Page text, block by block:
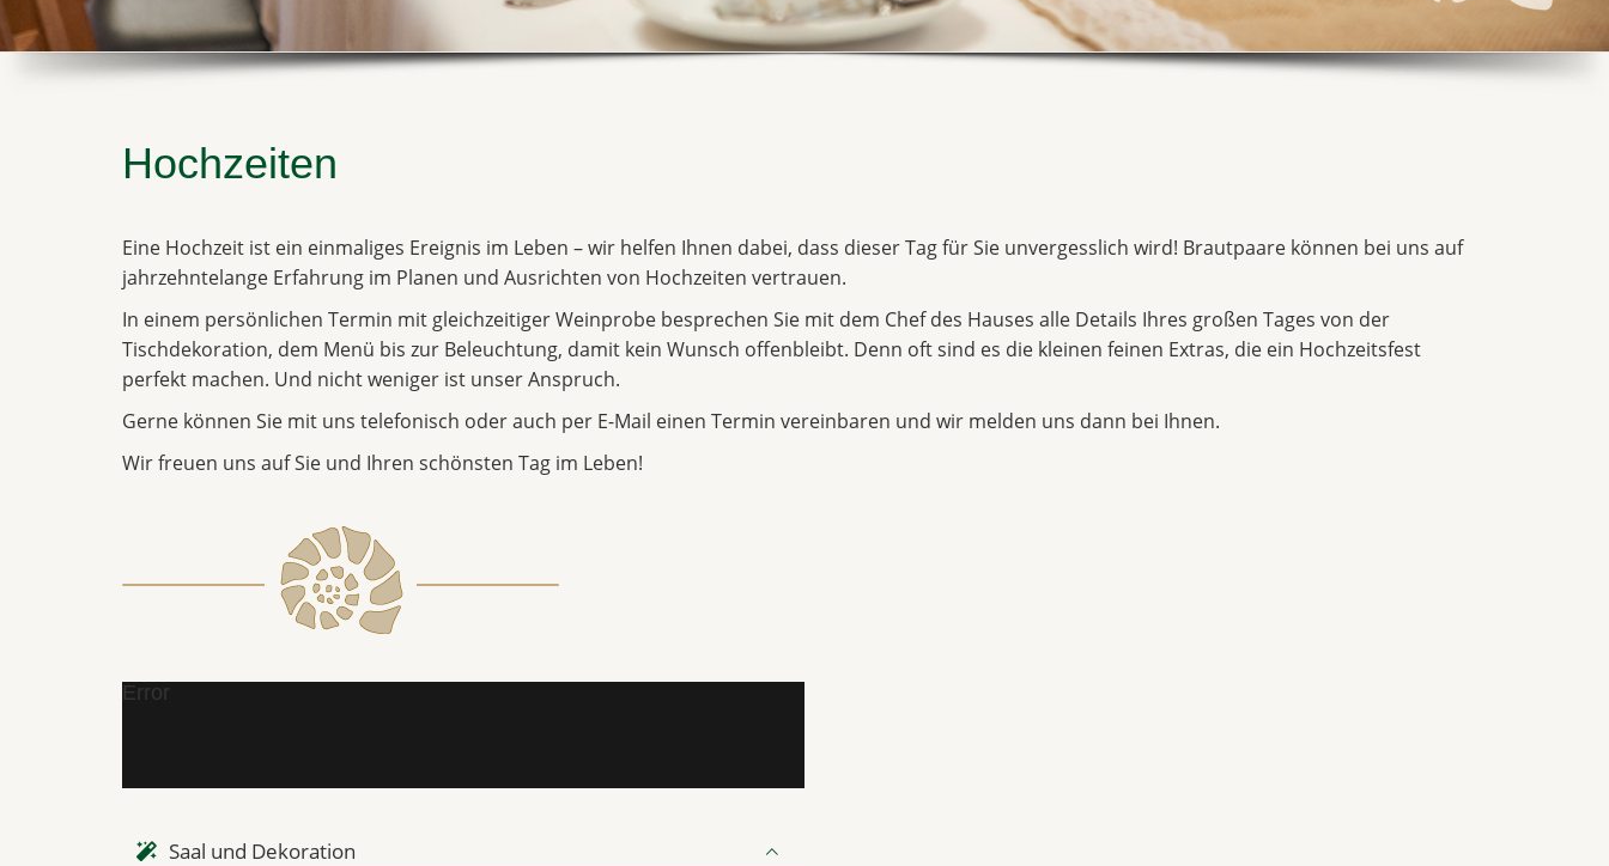
Hochzeiten
Eine Hochzeit ist ein einmaliges Ereignis im Leben – wir helfen Ihnen dabei, dass dieser Tag für Sie unvergesslich wird! Brautpaare können bei uns auf
jahrzehntelange Erfahrung im Planen und Ausrichten von Hochzeiten vertrauen.
In einem persönlichen Termin mit gleichzeitiger Weinprobe besprechen Sie mit dem Chef des Hauses alle Details Ihres großen Tages von der
Tischdekoration, dem Menü bis zur Beleuchtung, damit kein Wunsch offenbleibt. Denn oft sind es die kleinen feinen Extras, die ein Hochzeitsfest
perfekt machen. Und nicht weniger ist unser Anspruch.
Gerne können Sie mit uns telefonisch oder auch per E-Mail einen Termin vereinbaren und wir melden uns dann bei Ihnen.
Wir freuen uns auf Sie und Ihren schönsten Tag im Leben!
Error
Saal und Dekoration